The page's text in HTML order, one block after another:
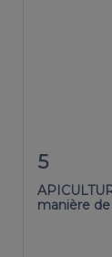
5
manière